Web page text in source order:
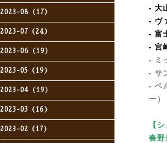
2023-08（17）
2023-07（24）
2023-06（19）
2023-05（19）
2023-04（19）
2023-03（16）
2023-02（17）
- 大
- ヴ
- 富
- 宮
- ミ
- サ
- ベ
ー）
【
春